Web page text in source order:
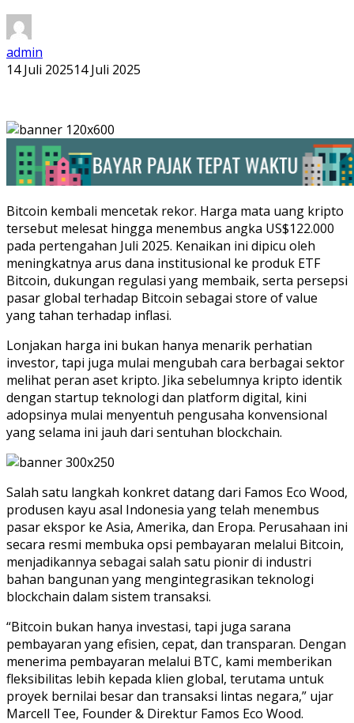
admin
14 Juli 202514 Juli 2025
Bitcoin kembali mencetak rekor. Harga mata uang kripto
tersebut melesat hingga menembus angka US$122.000
pada pertengahan Juli 2025. Kenaikan ini dipicu oleh
meningkatnya arus dana institusional ke produk ETF
Bitcoin, dukungan regulasi yang membaik, serta persepsi
pasar global terhadap Bitcoin sebagai store of value
yang tahan terhadap inflasi.
Lonjakan harga ini bukan hanya menarik perhatian
investor, tapi juga mulai mengubah cara berbagai sektor
melihat peran aset kripto. Jika sebelumnya kripto identik
dengan startup teknologi dan platform digital, kini
adopsinya mulai menyentuh pengusaha konvensional
yang selama ini jauh dari sentuhan blockchain.
Salah satu langkah konkret datang dari Famos Eco Wood,
produsen kayu asal Indonesia yang telah menembus
pasar ekspor ke Asia, Amerika, dan Eropa. Perusahaan ini
secara resmi membuka opsi pembayaran melalui Bitcoin,
menjadikannya sebagai salah satu pionir di industri
bahan bangunan yang mengintegrasikan teknologi
blockchain dalam sistem transaksi.
“Bitcoin bukan hanya investasi, tapi juga sarana
pembayaran yang efisien, cepat, dan transparan. Dengan
menerima pembayaran melalui BTC, kami memberikan
fleksibilitas lebih kepada klien global, terutama untuk
proyek bernilai besar dan transaksi lintas negara,” ujar
Marcell Tee, Founder & Direktur Famos Eco Wood.